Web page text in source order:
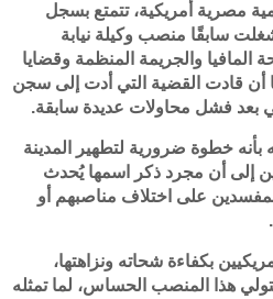
مصرية أمريكية، تتمتع بسجل
سابقًا منصب وكيلة نيابة
والجريمة المنظمة وقضايا
أن قادت القضية التي أدت إلى سجن
بعد فشل محاولات عديدة سابقة.
خطوة ضرورية لتطهير المدينة
إلى أن مجرد ذكر اسمها يُحدث
على اختلاف مناصبهم أو
بكفاءة شحاته ونزاهتها،
هذا المنصب الحساس، لما تمثله